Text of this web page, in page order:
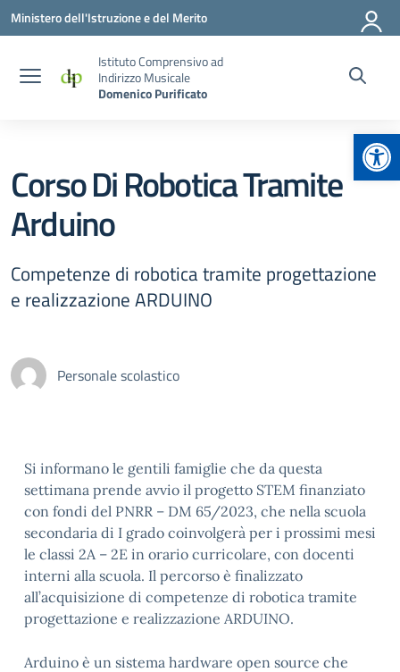
Vai ai contenuti
Vai al menu di navigazione
Vai al footer
Ministero dell'Istruzione e del Merito
Istituto Comprensivo ad
Indirizzo Musicale
Domenico Purificato
Corso Di Robotica Tramite
Arduino
Competenze di robotica tramite progettazione
e realizzazione ARDUINO
Personale scolastico
Si informano le gentili famiglie che da questa
settimana prende avvio il progetto STEM finanziato
con fondi del PNRR – DM 65/2023, che nella scuola
secondaria di I grado coinvolgerà per i prossimi mesi
le classi 2A – 2E in orario curricolare, con docenti
interni alla scuola. Il percorso è finalizzato
all’acquisizione di competenze di robotica tramite
progettazione e realizzazione ARDUINO.
Arduino è un sistema hardware open source che